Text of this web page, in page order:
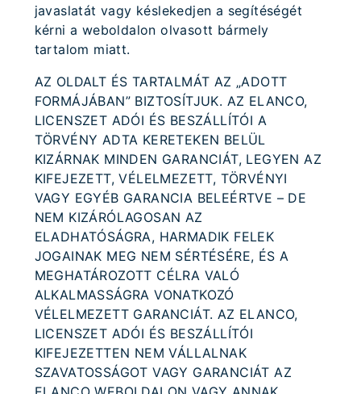
javaslatát vagy késlekedjen a segítéségét
kérni a weboldalon olvasott bármely
tartalom miatt.
AZ OLDALT ÉS TARTALMÁT AZ „ADOTT
FORMÁJÁBAN” BIZTOSÍTJUK. AZ ELANCO,
LICENSZET ADÓI ÉS BESZÁLLÍTÓI A
TÖRVÉNY ADTA KERETEKEN BELÜL
KIZÁRNAK MINDEN GARANCIÁT, LEGYEN AZ
KIFEJEZETT, VÉLELMEZETT, TÖRVÉNYI
VAGY EGYÉB GARANCIA BELEÉRTVE – DE
NEM KIZÁRÓLAGOSAN AZ
ELADHATÓSÁGRA, HARMADIK FELEK
JOGAINAK MEG NEM SÉRTÉSÉRE, ÉS A
MEGHATÁROZOTT CÉLRA VALÓ
ALKALMASSÁGRA VONATKOZÓ
VÉLELMEZETT GARANCIÁT. AZ ELANCO,
LICENSZET ADÓI ÉS BESZÁLLÍTÓI
KIFEJEZETTEN NEM VÁLLALNAK
SZAVATOSSÁGOT VAGY GARANCIÁT AZ